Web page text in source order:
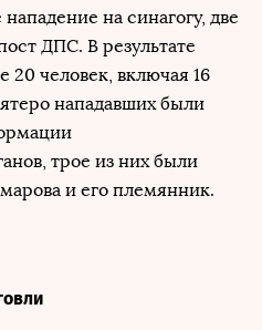
на синагогу, две
ДПС. В результате
20 человек, включая 16
нападавших были
трое из них были
и его племянник.